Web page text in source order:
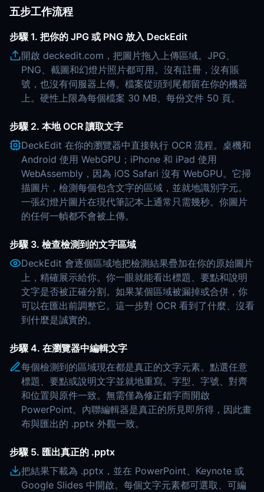
五步工作流程
步驟 1. 把你的 JPG 或 PNG 放入 DeckEdit
開啟 deckedit.com，把圖片拖入上傳區域。JPG、
PNG、截圖和幻燈片照片都可用。沒有註冊，沒有賬
號，也沒有伺服器上傳。檔案從頭到尾都留在你的機器
上。硬性上限為每個檔案 30 MB、每份文件 50 頁。
步驟 2. 本地 OCR 讀取文字
DeckEdit 在你的瀏覽器中直接執行 OCR 流程。桌機和
Android 使用 WebGPU；iPhone 和 iPad 使用
WebAssembly，因為 iOS Safari 沒有 WebGPU。它掃
描圖片，檢測每個包含文字的區域，並就地識別字元。
一張幻燈片圖片在現代筆記本上通常只需幾秒。你圖片
的任何一幀都不會被上傳。
步驟 3. 檢查檢測到的文字區域
DeckEdit 會逐個區域地把檢測結果疊加在你的原始圖片
上，精確展示給你。你一眼就能看出標題、要點和說明
文字是否被正確分割。如果某個區域被漏掉或合併，你
可以在匯出前調整它。這一步對 OCR 看到了什麼、沒看
到什麼是誠實的。
步驟 4. 在瀏覽器中編輯文字
每個檢測到的區域現在都是真正的文字元素。點選任意
標題、要點或說明文字並就地重寫。字型、字號、對齊
和位置與原件一致。無需僅為修正錯字而開啟
PowerPoint。內聯編輯器是真正的所見即所得，因此畫
布與匯出的 .pptx 外觀一致。
步驟 5. 匯出真正的 .pptx
把結果下載為 .pptx，並在 PowerPoint、Keynote 或
Google Slides 中開啟。每個文字元素都可選取、可編